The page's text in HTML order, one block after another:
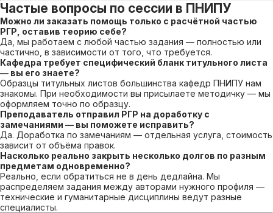
Частые вопросы по сессии в ПНИПУ
Можно ли заказать помощь только с расчётной частью
РГР, оставив теорию себе?
Да, мы работаем с любой частью задания — полностью или
частично, в зависимости от того, что требуется.
Кафедра требует специфический бланк титульного листа
— вы его знаете?
Образцы титульных листов большинства кафедр ПНИПУ нам
знакомы. При необходимости вы присылаете методичку — мы
оформляем точно по образцу.
Преподаватель отправил РГР на доработку с
замечаниями — вы поможете исправить?
Да. Доработка по замечаниям — отдельная услуга, стоимость
зависит от объёма правок.
Насколько реально закрыть несколько долгов по разным
предметам одновременно?
Реально, если обратиться не в день дедлайна. Мы
распределяем задания между авторами нужного профиля —
технические и гуманитарные дисциплины ведут разные
специалисты.